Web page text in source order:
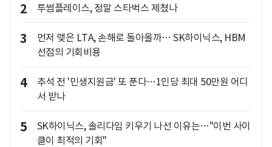
2 투썸플레이스, 정말 스타벅스 제쳤나
3
먼저 맺은 LTA, 손해로 돌아올까… SK하이닉스, HBM
선점의 기회비용
4
추석 전 '민생지원금' 또 푼다…1인당 최대 50만원 어디
서 받나
5
SK하이닉스, 솔리다임 키우기 나선 이유는…"이번 사이
클이 최적의 기회"